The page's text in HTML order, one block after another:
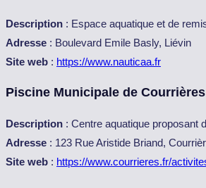
Description : Espace aquatique et de
Adresse : Boulevard Emile Basly, Liévin
Site web : https://www.nauticaa.fr
Piscine Municipale de Courrières
Description : Centre aquatique proposant
Adresse : 123 Rue Aristide Briand,
Site web : https://www.courrieres.fr/